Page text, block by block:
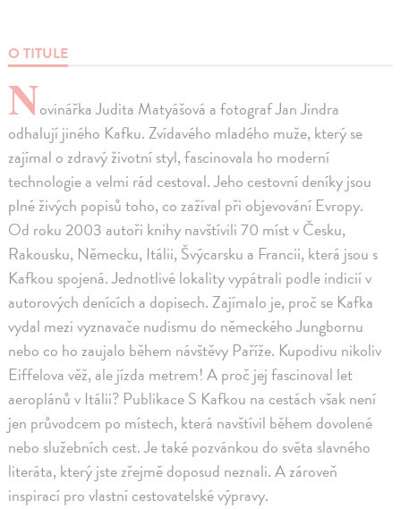
O TITULE
Novinářka Judita Matyášová a fotograf Jan Jindra
odhalují jiného Kafku. Zvídavého mladého muže, který se
zajímal o zdravý životní styl, fascinovala ho moderní
technologie a velmi rád cestoval. Jeho cestovní deníky jsou
plné živých popisů toho, co zažíval při objevování Evropy.
Od roku 2003 autoři knihy navštívili 70 míst v Česku,
Rakousku, Německu, Itálii, Švýcarsku a Francii, která jsou s
Kafkou spojená. Jednotlivé lokality vypátrali podle indicií v
autorových denících a dopisech. Zajímalo je, proč se Kafka
vydal mezi vyznavače nudismu do německého Jungbornu
nebo co ho zaujalo během návštěvy Paříže. Kupodivu nikoliv
Eiffelova věž, ale jízda metrem! A proč jej fascinoval let
aeroplánů v Itálii? Publikace S Kafkou na cestách však není
jen průvodcem po místech, která navštívil během dovolené
nebo služebních cest. Je také pozvánkou do světa slavného
literáta, který jste zřejmě doposud neznali. A zároveň
inspirací pro vlastní cestovatelské výpravy.